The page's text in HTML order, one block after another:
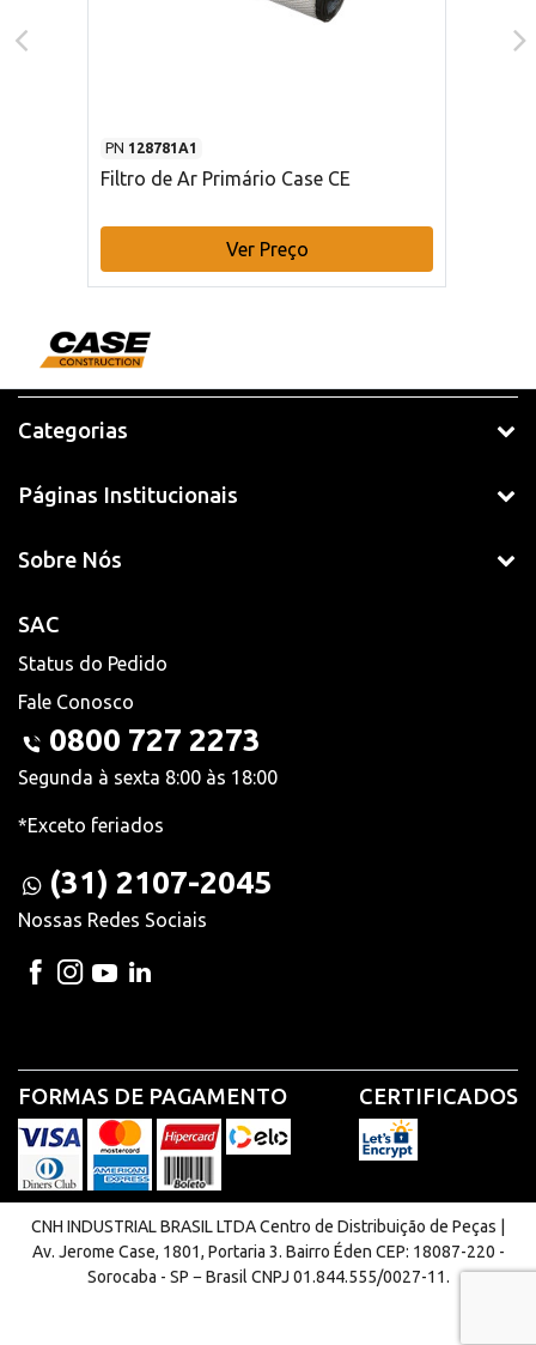
PN 128781A1
Filtro de Ar Primário Case CE
Ver Preço
Categorias
Páginas Institucionais
Sobre Nós
SAC
Status do Pedido
Fale Conosco
0800 727 2273
Segunda à sexta 8:00 às 18:00
*Exceto feriados
(31) 2107-2045
Nossas Redes Sociais
FORMAS DE PAGAMENTO CERTIFICADOS
CNH INDUSTRIAL BRASIL LTDA Centro de Distribuição de Peças |
Av. Jerome Case, 1801, Portaria 3. Bairro Éden CEP: 18087-220 -
Sorocaba - SP − Brasil CNPJ 01.844.555/0027-11.